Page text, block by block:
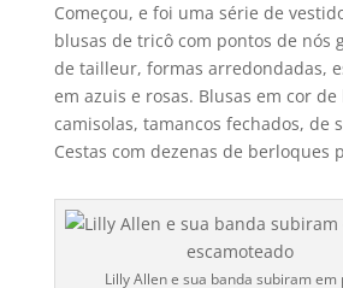
Começou, e foi uma série de
blusas de tricô com pontos de nós
de tailleur, formas arredondadas,
em azuis e rosas. Blusas em cor
camisolas, tamancos fechados, de
Cestas com dezenas de berloques
Lilly Allen e sua banda subiram em